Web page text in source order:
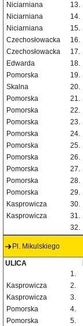
Niciarniana
13.
Niciarniana
14.
Niciarniana
15.
Czechosłowacka
16.
Czechosłowacka
17.
Edwarda
18.
Pomorska
19.
Skalna
20.
Pomorska
21.
Pomorska
22.
Pomorska
23.
Pomorska
24.
Pomorska
25.
Pomorska
26.
Pomorska
27.
Pomorska
28.
Pomorska
29.
Kasprowicza
30.
Kasprowicza
31.
32.
Pl. Mikulskiego
ULICA
1.
Kasprowicza
2.
Kasprowicza
3.
Pomorska
4.
Pomorska
5.